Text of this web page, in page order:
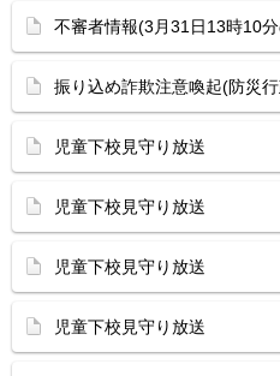
不審者情報(3月31日13時10
振り込め詐欺注意喚起(防災
児童下校見守り放送
児童下校見守り放送
児童下校見守り放送
児童下校見守り放送